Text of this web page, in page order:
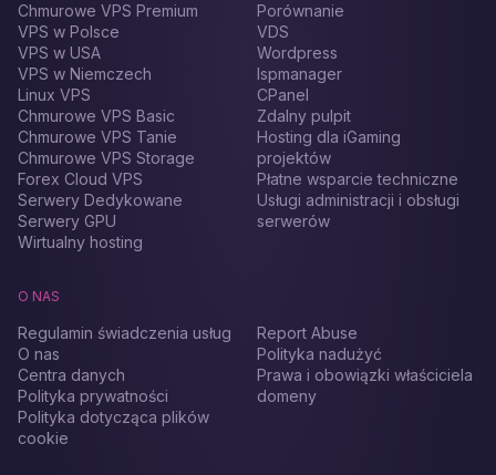
Chmurowe VPS Premium
VPS w Polsce
VPS w USA
VPS w Niemczech
Linux VPS
Chmurowe VPS Basic
Chmurowe VPS Tanie
Chmurowe VPS Storage
Forex Cloud VPS
Serwery Dedykowane
Serwery GPU
Wirtualny hosting
Porównanie
VDS
Wordpress
Ispmanager
CPanel
Zdalny pulpit
Hosting dla iGaming
projektów
Płatne wsparcie techniczne
Usługi administracji i obsługi
serwerów
O NAS
Regulamin świadczenia usług
O nas
Centra danych
Polityka prywatności
Polityka dotycząca plików
cookie
Report Abuse
Polityka nadużyć
Prawa i obowiązki właściciela
domeny